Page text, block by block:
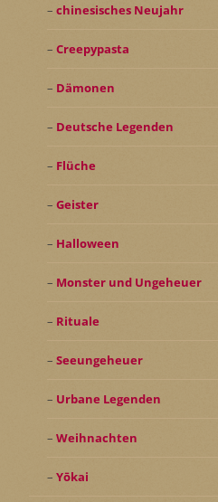
chinesisches Neujahr
Creepypasta
Dämonen
Deutsche Legenden
Flüche
Geister
Halloween
Monster und Ungeheuer
Rituale
Seeungeheuer
Urbane Legenden
Weihnachten
Yōkai